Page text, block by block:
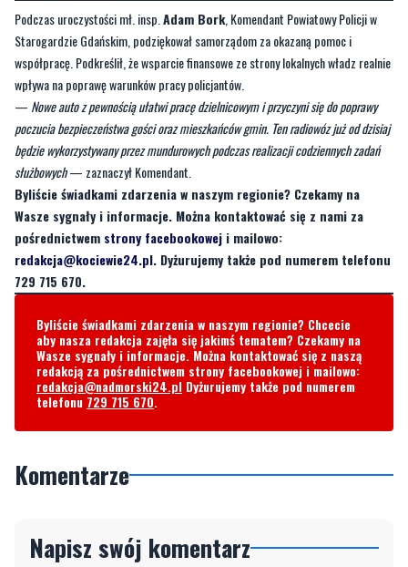
Podczas uroczystości mł. insp.Adam Bork, Komendant Powiatowy Policji w
Starogardzie Gdańskim, podziękował samorządom za okazaną pomoc i
współpracę. Podkreślił, że wsparcie finansowe ze strony lokalnych władz realnie
wpływa na poprawę warunków pracy policjantów.
— Nowe auto z pewnością ułatwi pracę dzielnicowym i przyczyni się do poprawy
poczucia bezpieczeństwa gości oraz mieszkańców gmin. Ten radiowóz już od dzisiaj
będzie wykorzystywany przez mundurowych podczas realizacji codziennych zadań
służbowych— zaznaczył Komendant.
Byliście świadkami zdarzenia w naszym regionie? Czekamy na
Wasze sygnały i informacje. Można kontaktować się z nami za
pośrednictwem strony facebookowej i mailowo:
redakcja@kociewie24.pl. Dyżurujemy także pod numerem telefonu
729 715 670.
Byliście świadkami zdarzenia w naszym regionie? Chcecie
aby nasza redakcja zajęła się jakimś tematem? Czekamy na
Wasze sygnały i informacje. Można kontaktować się z naszą
redakcją za pośrednictwem strony facebookowej i mailowo:
redakcja@nadmorski24.pl Dyżurujemy także pod numerem
telefonu 729 715 670.
Komentarze
Napisz swój komentarz